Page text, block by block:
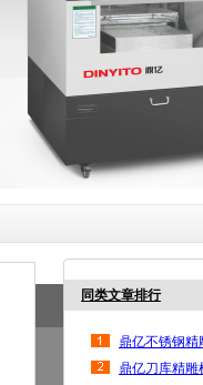
同类文章排行
鼎亿不锈钢精
鼎亿刀库精雕
联系鼎亿